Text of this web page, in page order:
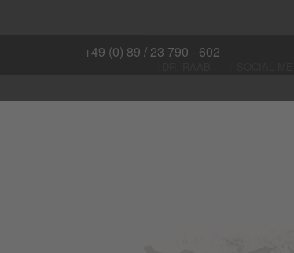
Zum Hauptinhalt springen
+49 (0) 89 / 23 790 - 602